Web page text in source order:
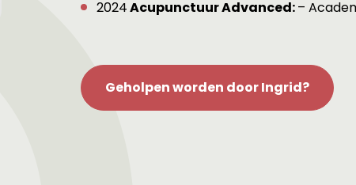
2024Acupunctuur Advanced:–
Geholpen worden door Ingrid?